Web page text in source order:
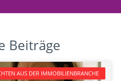
Beiträge
AUS DER IMMOBILIENBRANCHE